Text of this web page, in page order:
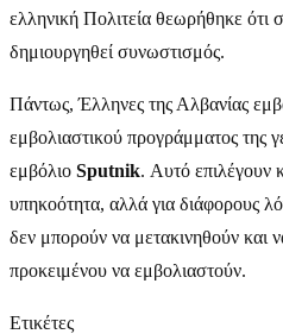
ελληνική Πολιτεία θεωρήθηκε ότι
δημιουργηθεί συνωστισμός.
Πάντως, Έλληνες της Αλβανίας
εμβολιαστικού προγράμματος της
εμβόλιο Sputnik. Αυτό επιλέγουν
υπηκοότητα, αλλά για διάφορους
δεν μπορούν να μετακινηθούν και
προκειμένου να εμβολιαστούν.
Ετικέτες